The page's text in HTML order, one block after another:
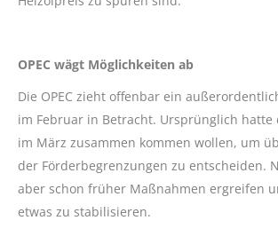
OPEC wägt Möglichkeiten ab
Die OPEC zieht offenbar ein
im Februar in Betracht. Ursprünglich hatte
im März zusammen kommen wollen, um
der Förderbegrenzungen zu entscheiden.
aber schon früher Maßnahmen ergreifen
etwas zu stabilisieren.